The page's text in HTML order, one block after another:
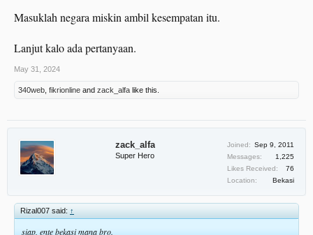
Masuklah negara miskin ambil kesempatan itu.
Lanjut kalo ada pertanyaan.
May 31, 2024
340web fikrionline and zack_alfa like this.
zack_alfa
Super Hero
Joined: Sep 9, 2011
Messages:
1,225
Likes Received:
76
Location:
Bekasi
Rizal007 said: ↑
siap, ente bekasi mana bro.